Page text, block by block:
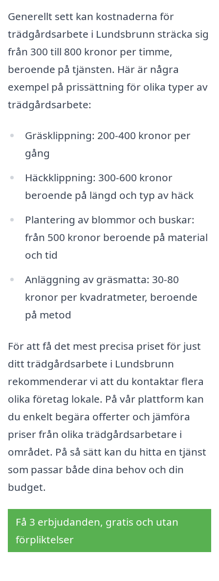
Generellt sett kan kostnaderna för
trädgårdsarbete i Lundsbrunn sträcka sig
från 300 till 800 kronor per timme,
beroende på tjänsten. Här är några
exempel på prissättning för olika typer av
trädgårdsarbete:
Gräsklippning: 200-400 kronor per
gång
Häckklippning: 300-600 kronor
beroende på längd och typ av häck
Plantering av blommor och buskar:
från 500 kronor beroende på material
och tid
Anläggning av gräsmatta: 30-80
kronor per kvadratmeter, beroende
på metod
För att få det mest precisa priset för just
ditt trädgårdsarbete i Lundsbrunn
rekommenderar vi att du kontaktar flera
olika företag lokale. På vår plattform kan
du enkelt begära offerter och jämföra
priser från olika trädgårdsarbetare i
området. På så sätt kan du hitta en tjänst
som passar både dina behov och din
budget.
Få 3 erbjudanden, gratis och utan
förpliktelser